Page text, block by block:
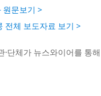
원문보기 >
전체 보도자료 보기 >
·단체가 뉴스와이어를 통